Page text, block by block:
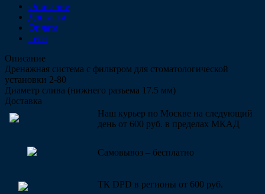
Описание
Доставка
Оплата
Теги
Описание
Дренажная система с фильтром для стоматологической
установки 2-80
Диаметр слива (нижнего разъема 17.5 мм)
Доставка
Наш курьер по Москве на следующий
день от 600 руб. в пределах МКАД
Самовывоз – бесплатно
ТК DPD в регионы от 600 руб.